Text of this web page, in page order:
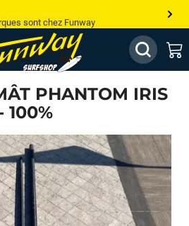
sur le windsurf, wingfoil, etc...
— Moins cher ailleurs ? On s’aligne !
? Appelle nous !
PHANTOM IRIS
100%